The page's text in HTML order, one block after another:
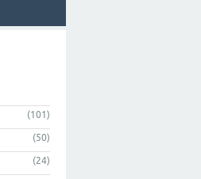
(101)
(50)
(24)